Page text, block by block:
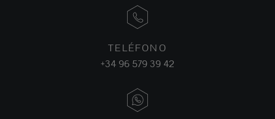
TELÉFONO
+34 96 579 39 42